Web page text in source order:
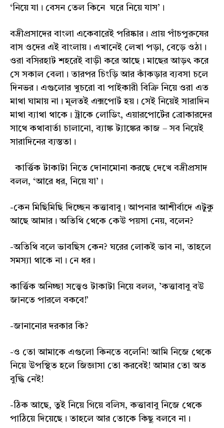
‘নিয়ে যা। বেসন তেল কিনে ঘরে নিয়ে যাস’।
বদ্রীপ্রসাদের বাংলা একেবারেই পরিষ্কার। প্রায় পাঁচপুরুষের
বাস ওদের এই বাংলায়। এখানেই লেখা পড়া, বেড়ে ওঠা।
ওরা বসিরহাট শহরেই বাড়ী করে আছে। মাছের আড়ৎ করে
সে সকাল বেলা। তারপর চিংড়ি আর কাঁকড়ার ব্যবসা চলে
দিনভর। এগুলোর খুচরো বা পাইকারী বিক্রি নিয়ে ওরা এত
মাথা ঘামায় না। মূলতই এক্সপোর্ট হয়। সেই নিয়েই সারাদিন
মাথা ব্যাথা থাকে। ট্রাকে লোডিং, এয়ারপোর্টের ব্রোকারদের
সাথে কথাবার্তা চালানো, ব্যাঙ্ক ট্যাঙ্কের কাজ – সব নিয়েই
সারাদিনের ব্যস্ততা।
কার্ত্তিক টাকাটা নিতে দোনামোনা করছে দেখে বদ্রীপ্রসাদ
বলল, ‘আরে ধর, নিয়ে যা’।
-কেন মিছিমিছি দিচ্ছেন কত্তাবাবু। আপনার আশীর্বাদে এটুকু
আছে আমার। অতিথি থেকে কেউ পয়সা নেয়, বলেন?
-অতিথি বলে ভাবছিস কেন? ঘরের লোকই ভাব না, তাহলে
সমস্যা থাকে না। নে ধর।
কার্ত্তিক অনিচ্ছা সত্ত্বেও টাকাটা নিয়ে বলল, ’কত্তাবাবু বউ
জানতে পারলে বকবে!’
-জানানোর দরকার কি?
-ও তো আমাকে এগুলো কিনতে বলেনি! আমি নিজে থেকে
নিয়ে উপস্থিত হলে জিজ্ঞাসা তো করবেই! আমার তো অত
বুদ্ধি নেই!
-ঠিক আছে, তুই নিয়ে গিয়ে বলিস, কত্তাবাবু নিজে থেকে
পাঠিয়ে দিয়েছে। তাহলে আর তোকে কিছু বলবে না।